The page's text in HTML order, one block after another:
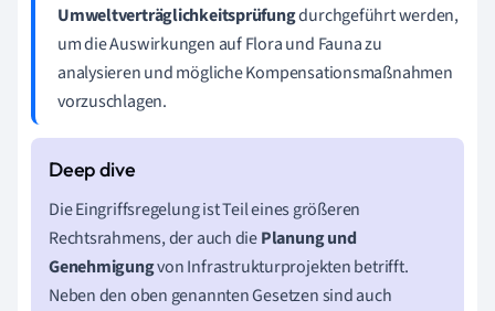
Umweltverträglichkeitsprüfungdurchgeführt werden,
um die Auswirkungen auf Flora und Fauna zu
analysieren und mögliche Kompensationsmaßnahmen
vorzuschlagen.
Die Eingriffsregelung ist Teil eines größeren
Rechtsrahmens, der auch diePlanung und
Genehmigungvon Infrastrukturprojekten betrifft.
Neben den oben genannten Gesetzen sind auch